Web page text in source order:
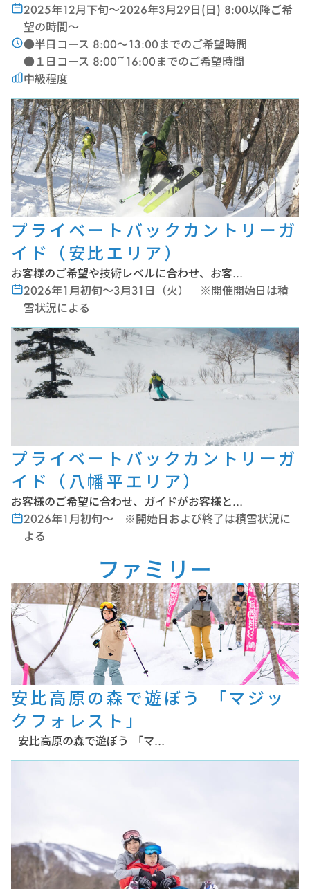
2025年12月下旬〜2026年3月29日(日) 8:00以降ご希
望の時間〜
●半日コース 8:00〜13:00までのご希望時間
●１日コース 8:00~16:00までのご希望時間
中級程度
プライベートバックカントリーガ
イド（安比エリア）
お客様のご希望や技術レベルに合わせ、お客…
2026年1月初旬～3月31日（火） ※開催開始日は積
雪状況による
プライベートバックカントリーガ
イド（八幡平エリア）
お客様のご希望に合わせ、ガイドがお客様と…
2026年1月初旬～ ※開始日および終了は積雪状況に
よる
ファミリー
安比高原の森で遊ぼう 「マジッ
クフォレスト」
安比高原の森で遊ぼう 「マ…